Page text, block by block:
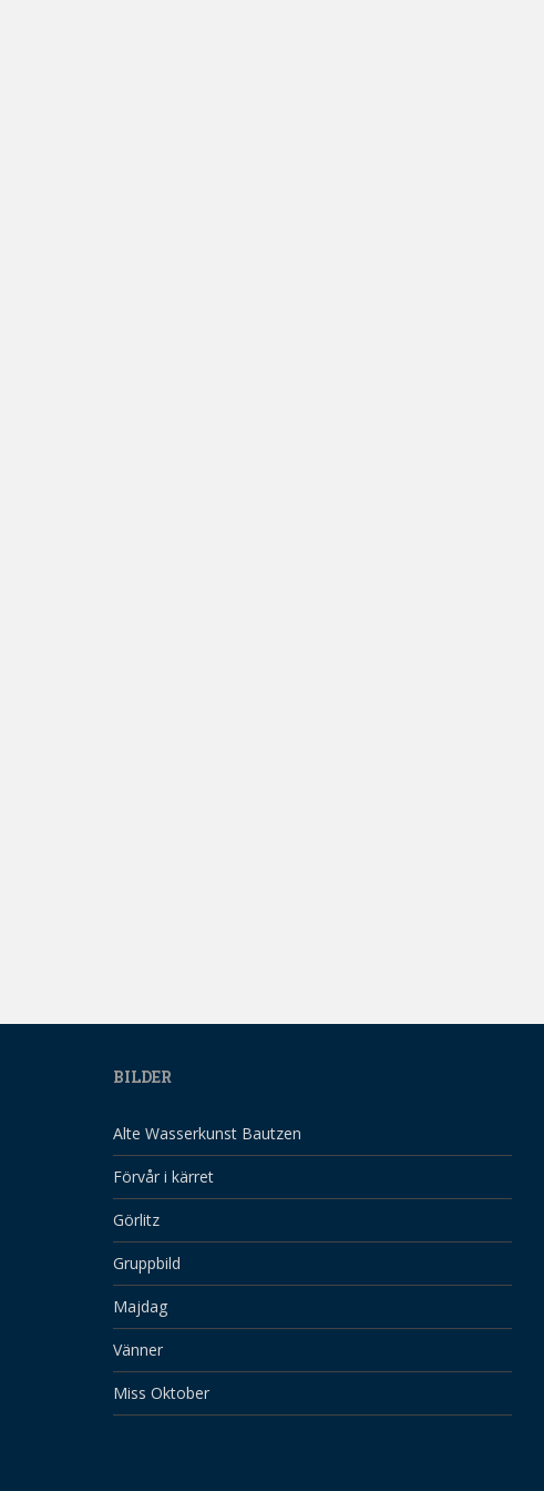
BILDER
Alte Wasserkunst Bautzen
Förvår i kärret
Görlitz
Gruppbild
Majdag
Vänner
Miss Oktober